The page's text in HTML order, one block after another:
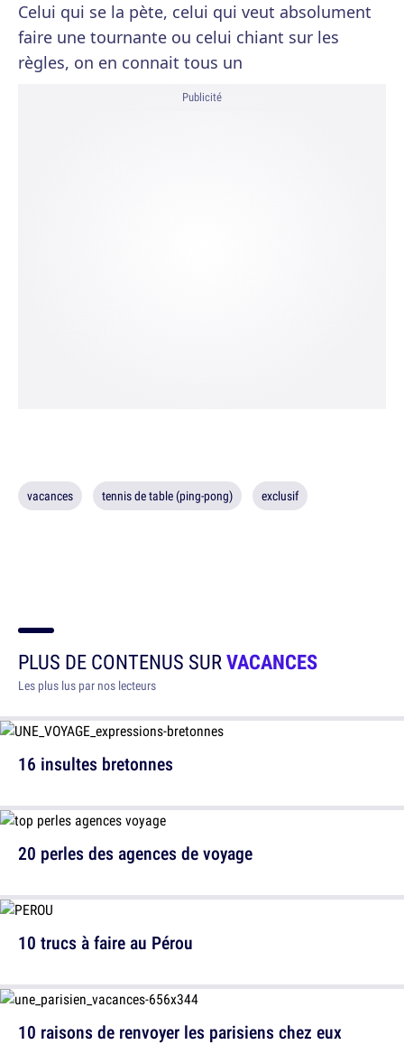
Celui qui se la pète, celui qui veut absolument
faire une tournante ou celui chiant sur les
règles, on en connait tous un
Publicité
vacances tennis de table (ping-pong) exclusif
PLUS DE CONTENUS SURVACANCES
Les plus lus par nos lecteurs
16 insultes bretonnes
10 trucs à faire au Pérou
20 perles des agences de voyage
10 raisons de renvoyer les parisiens chez eux